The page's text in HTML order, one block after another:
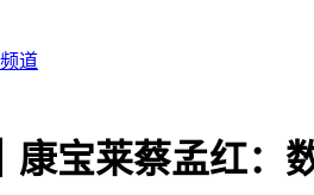
道
康宝莱蔡孟红：